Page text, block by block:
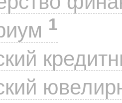
1